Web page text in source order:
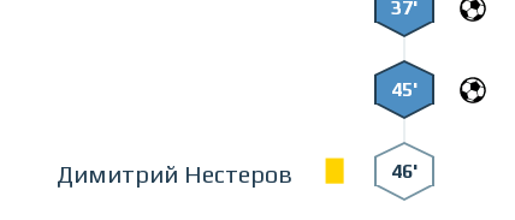
37'
45'
Димитрий Нестеров 46'